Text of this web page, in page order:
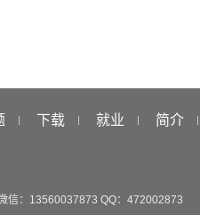
下载 就业 简介
信：13560037873 QQ：472002873